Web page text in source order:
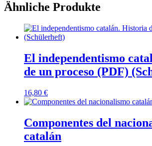
Ähnliche Produkte
El independentismo
de un proceso (PDF)
16,80 €
Componentes del
catalán